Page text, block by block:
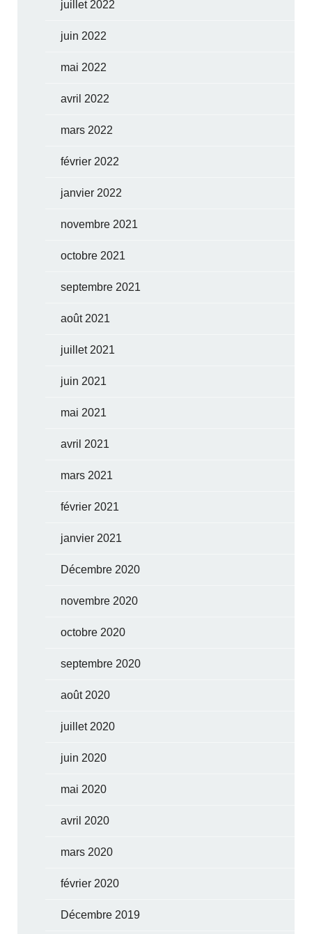
juillet 2022
juin 2022
mai 2022
avril 2022
mars 2022
février 2022
janvier 2022
novembre 2021
octobre 2021
septembre 2021
août 2021
juillet 2021
juin 2021
mai 2021
avril 2021
mars 2021
février 2021
janvier 2021
Décembre 2020
novembre 2020
octobre 2020
septembre 2020
août 2020
juillet 2020
juin 2020
mai 2020
avril 2020
mars 2020
février 2020
Décembre 2019